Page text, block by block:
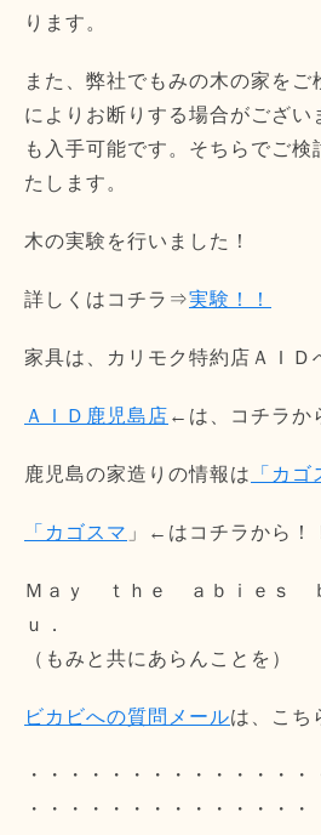
ります。
また、弊社でもみの木の家を
によりお断りする場合がござい
も入手可能です。そちらでご検
たします。
木の実験を行いました！
詳しくはコチラ⇒実験！！
家具は、カリモク特約店ＡＩＤ
ＡＩＤ鹿児島店 ←は、コチラか
鹿児島の家造りの情報は 「カゴ
「カゴスマ 」←はコチラから！
Ｍａｙ ｔｈｅ ａｂｉｅｓ
ｕ．
（もみと共にあらんことを）
ビカビへの質問メールは、こち
・・・・・・・・・・・・・・
・・・・・・・・・・・・・・